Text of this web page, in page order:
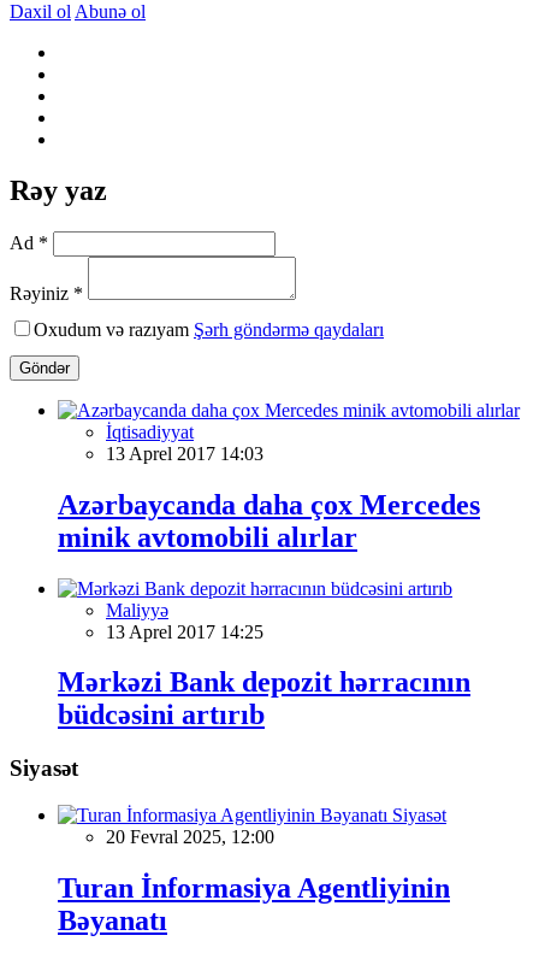
Daxil ol Abunə ol
Rəy yaz
Ad *
Rəyiniz *
Oxudum və razıyam Şərh göndərmə qaydaları
Göndər
İqtisadiyyat
13 Aprel 2017 14:03
Azərbaycanda daha çox Mercedes
minik avtomobili alırlar
Maliyyə
13 Aprel 2017 14:25
Mərkəzi Bank depozit hərracının
büdcəsini artırıb
Siyasət
Siyasət
20 Fevral 2025, 12:00
Turan İnformasiya Agentliyinin
Bəyanatı